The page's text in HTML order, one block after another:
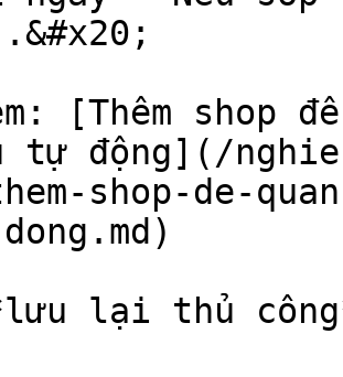
[Thêm shop
tự động](/
shop-de-
lại thủ